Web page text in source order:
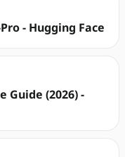
- Hugging Face
Guide (2026) -